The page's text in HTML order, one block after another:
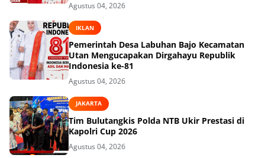
Agustus 04, 2026
IKLAN
Pemerintah Desa Labuhan Bajo Kecamatan
Utan Mengucapakan Dirgahayu Republik
Indonesia ke-81
Agustus 04, 2026
JAKARTA
Tim Bulutangkis Polda NTB Ukir Prestasi di
Kapolri Cup 2026
Agustus 04, 2026